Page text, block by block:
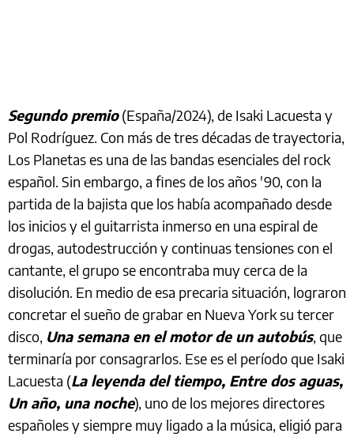
Segundo premio(España/2024), de Isaki Lacuesta y
Pol Rodríguez. Con más de tres décadas de trayectoria,
Los Planetas es una de las bandas esenciales del rock
español. Sin embargo, a fines de los años '90, con la
partida de la bajista que los había acompañado desde
los inicios y el guitarrista inmerso en una espiral de
drogas, autodestrucción y continuas tensiones con el
cantante, el grupo se encontraba muy cerca de la
disolución. En medio de esa precaria situación, lograron
concretar el sueño de grabar en Nueva York su tercer
disco, Una semana en el motor de un autobús, que
terminaría por consagrarlos. Ese es el período que Isaki
Lacuesta (La leyenda del tiempo, Entre dos aguas,
Un año, una noche), uno de los mejores directores
españoles y siempre muy ligado a la música, eligió para